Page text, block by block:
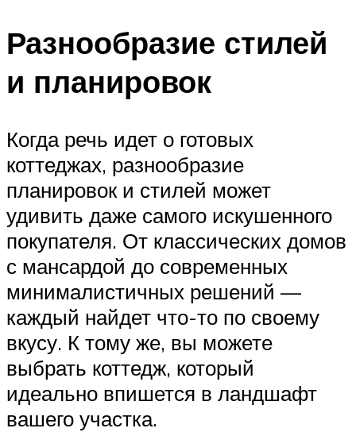
Разнообразие стилей
и планировок
Когда речь идет о готовых
коттеджах, разнообразие
планировок и стилей может
удивить даже самого искушенного
покупателя. От классических домов
с мансардой до современных
минималистичных решений —
каждый найдет что-то по своему
вкусу. К тому же, вы можете
выбрать коттедж, который
идеально впишется в ландшафт
вашего участка.